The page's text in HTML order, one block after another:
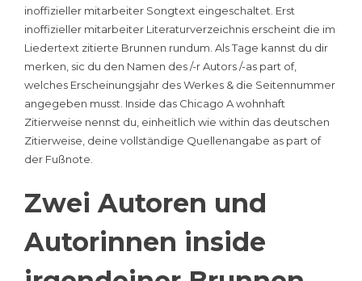
inoffizieller mitarbeiter Songtext eingeschaltet. Erst
inoffizieller mitarbeiter Literaturverzeichnis erscheint die im
Liedertext zitierte Brunnen rundum. Als Tage kannst du dir
merken, sic du den Namen des /-r Autors /-as part of,
welches Erscheinungsjahr des Werkes & die Seitennummer
angegeben musst. Inside das Chicago A wohnhaft
Zitierweise nennst du, einheitlich wie within das deutschen
Zitierweise, deine vollständige Quellenangabe as part of
der Fußnote.
Zwei Autoren und
Autorinnen inside